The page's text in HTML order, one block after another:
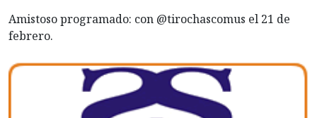
Amistoso programado: con @tirochascomus el 21 de
febrero.